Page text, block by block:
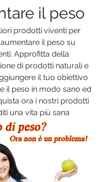
il peso
prodotti viventi per
il peso su
Approfitta della
di prodotti naturali e
il tuo obiettivo
il peso in modo sano ed
ora i nostri prodotti
una vita più sana